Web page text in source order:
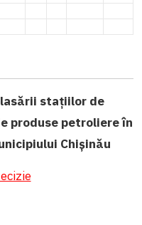
stațiilor de
produse petroliere în
Chișinău